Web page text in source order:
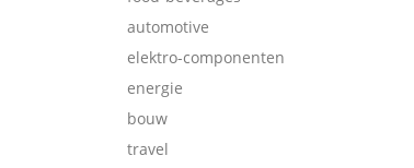
automotive
elektro-componenten
energie
bouw
travel